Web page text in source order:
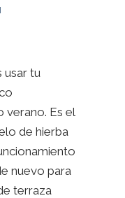
usar tu
verano. Es el
de hierba
nuevo para
terraza